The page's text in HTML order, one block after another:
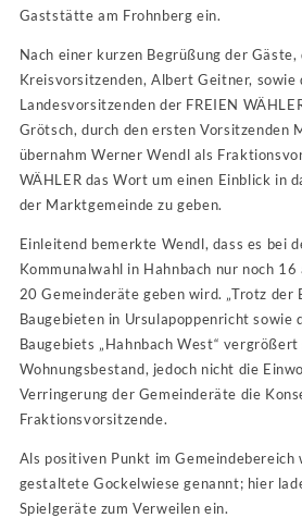
Gaststätte am Frohnberg ein.
Nach einer kurzen Begrüßung der Gäste,
Kreisvorsitzenden, Albert Geitner,
Landesvorsitzenden der FREIEN
Grötsch, durch den ersten Vorsitzenden
übernahm Werner Wendl als
WÄHLER das Wort um einen Einblick in
der Marktgemeinde zu geben.
Einleitend bemerkte Wendl, dass es bei
Kommunalwahl in Hahnbach nur noch
20 Gemeinderäte geben wird. „Trotz der
Baugebieten in Ursulapoppenricht sowie
Baugebiets „Hahnbach West“
Wohnungsbestand, jedoch nicht die
Verringerung der Gemeinderäte die
Fraktionsvorsitzende.
Als positiven Punkt im Gemeindebereich
gestaltete Gockelwiese genannt; hier
Spielgeräte zum Verweilen ein.